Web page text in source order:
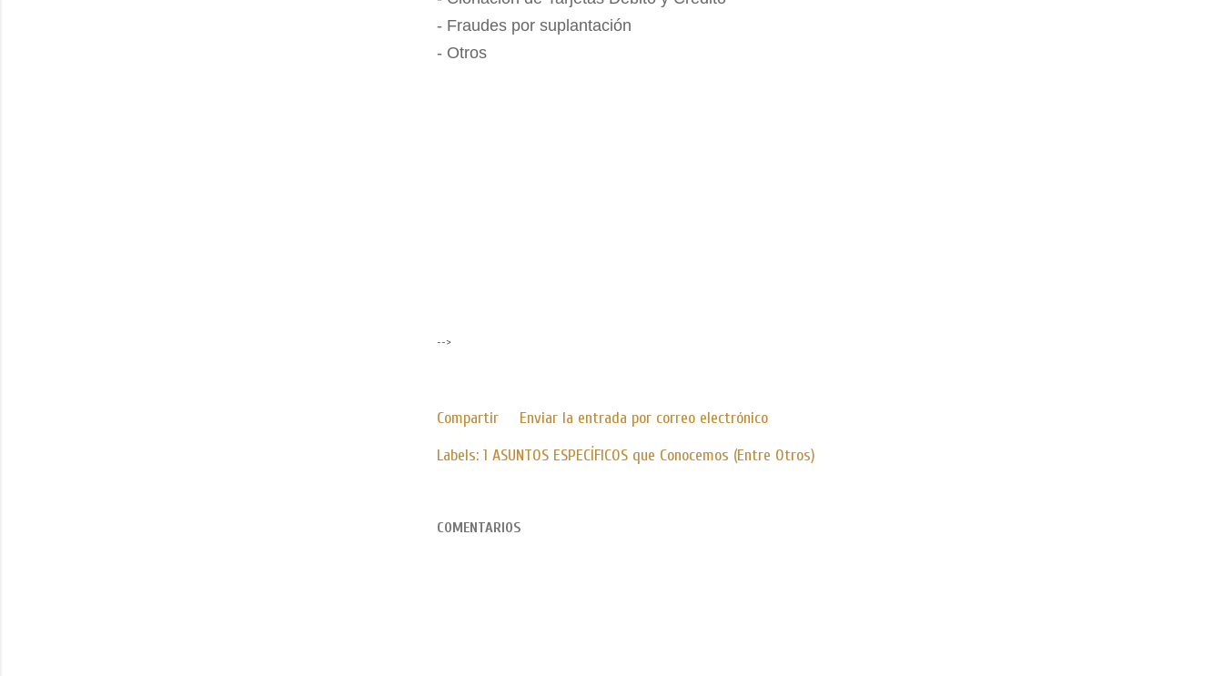
- Fraudes por suplantación
- Otros
-->
Compartir
Enviar la entrada por correo electrónico
Labels: 1 ASUNTOS ESPECÍFICOS que Conocemos (Entre Otros)
COMENTARIOS